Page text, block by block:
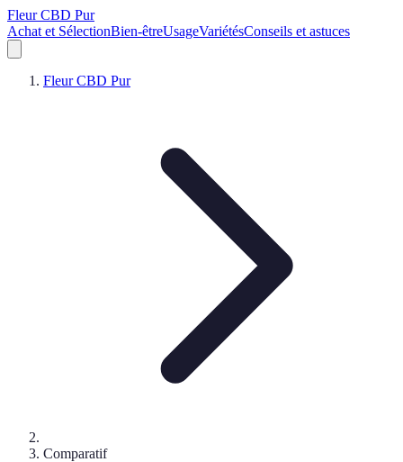
Fleur CBD Pur
Achat et SélectionBien-êtreUsageVariétésConseils et astuces
Fleur CBD Pur
Comparatif